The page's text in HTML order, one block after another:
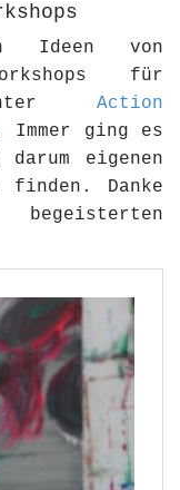
Ideen von
für
Action
Immer ging es
eigenen
finden. Danke